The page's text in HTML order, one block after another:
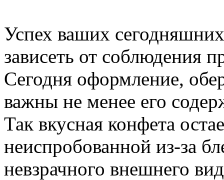
Успех ваших
зависеть от соблюдения
Сегодня оформление,
важны не менее его
Так вкусная конфета
неиспробованной из-за
невзрачного внешнего